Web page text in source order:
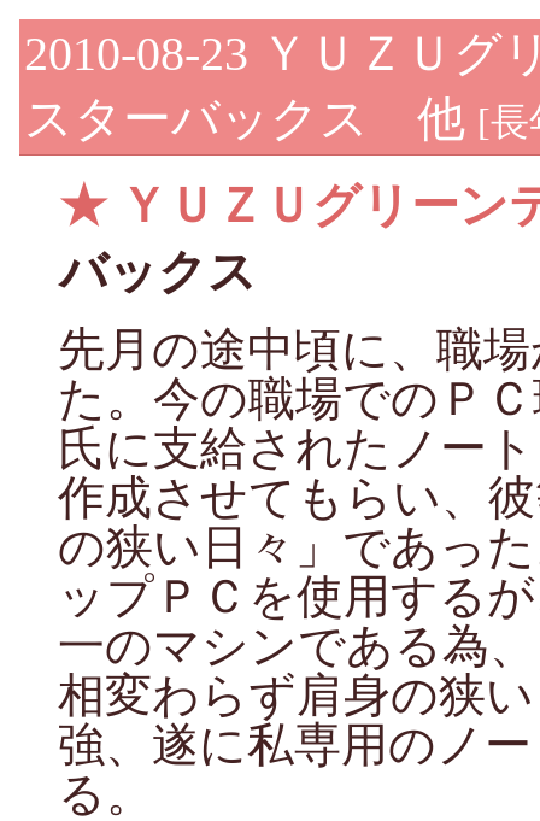
2010-08-23 ＹＵＺＵグ
スターバックス 他 [長
★ ＹＵＺＵグリーン
バックス
先月の途中頃に、職
た。今の職場でのＰ
氏に支給されたノー
作成させてもらい、
の狭い日々」であっ
ップＰＣを使用する
一のマシンである為
相変わらず肩身の狭
強、遂に私専用のノ
る。